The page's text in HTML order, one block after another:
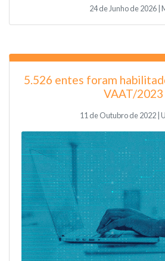
19 de Junho de 2026 |
5.526 entes foram
VAAT/2023
11 de Outubro de 2022 |